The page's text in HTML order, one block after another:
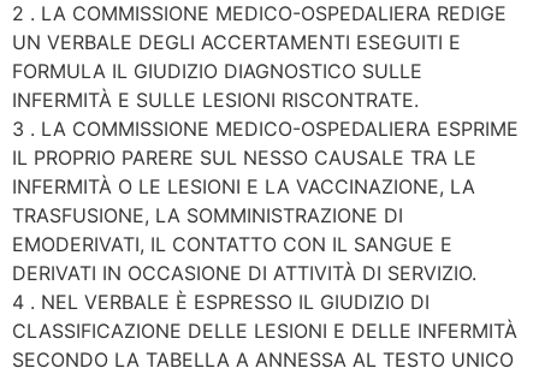
2 . LA COMMISSIONE MEDICO-OSPEDALIERA REDIGE
UN VERBALE DEGLI ACCERTAMENTI ESEGUITI E
FORMULA IL GIUDIZIO DIAGNOSTICO SULLE
INFERMITÀ E SULLE LESIONI RISCONTRATE.
3 . LA COMMISSIONE MEDICO-OSPEDALIERA ESPRIME
IL PROPRIO PARERE SUL NESSO CAUSALE TRA LE
INFERMITÀ O LE LESIONI E LA VACCINAZIONE, LA
TRASFUSIONE, LA SOMMINISTRAZIONE DI
EMODERIVATI, IL CONTATTO CON IL SANGUE E
DERIVATI IN OCCASIONE DI ATTIVITÀ DI SERVIZIO.
4 . NEL VERBALE È ESPRESSO IL GIUDIZIO DI
CLASSIFICAZIONE DELLE LESIONI E DELLE INFERMITÀ
SECONDO LA TABELLA A ANNESSA AL TESTO UNICO